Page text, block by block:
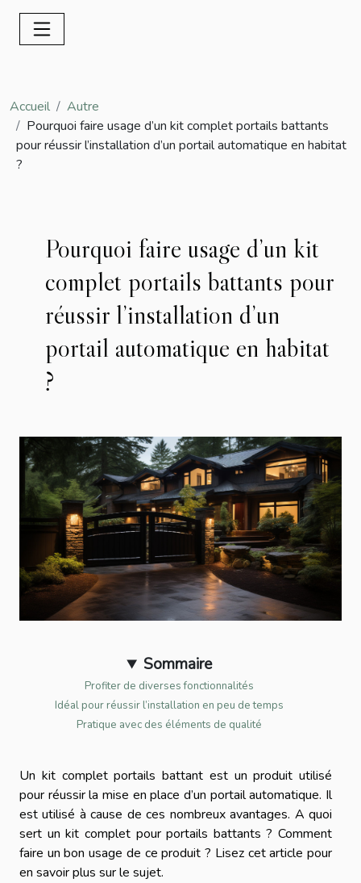
Accueil
Autre
Pourquoi faire usage d’un kit complet portails battants
pour réussir l’installation d’un portail automatique en habitat
?
Pourquoi faire usage d’un kit
complet portails battants pour
réussir l’installation d’un
portail automatique en habitat
?
Sommaire
Profiter de diverses fonctionnalités
Idéal pour réussir l’installation en peu de temps
Pratique avec des éléments de qualité
Un kit complet portails battant est un produit utilisé
pour réussir la mise en place d’un portail automatique. Il
est utilisé à cause de ces nombreux avantages. A quoi
sert un kit complet pour portails battants ? Comment
faire un bon usage de ce produit ? Lisez cet article pour
en savoir plus sur le sujet.